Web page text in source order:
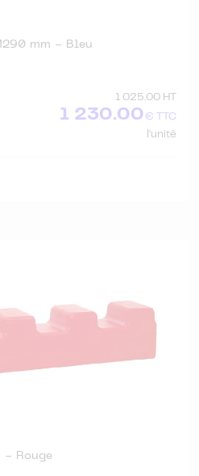
mm - Bleu
1 025.00 HT
1 230.00€ TTC
l'unité
- Rouge